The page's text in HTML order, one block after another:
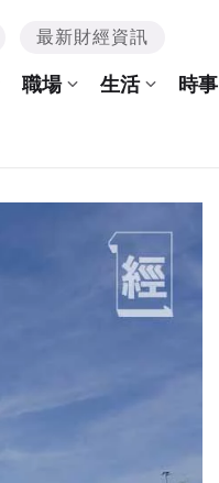
最新財經資訊
職場 生活 時事